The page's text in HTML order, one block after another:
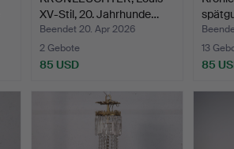
XV-Stil, 20. Jahrhunde…
Beendet 20. Apr 2026
2 Gebote
85 USD
…
13
85